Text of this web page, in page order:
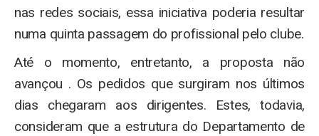
nas redes sociais, essa iniciativa poderia resultar
numa quinta passagem do profissional pelo clube.
Até o momento, entretanto, a proposta não
avançou . Os pedidos que surgiram nos últimos
dias chegaram aos dirigentes. Estes, todavia,
consideram que a estrutura do Departamento de